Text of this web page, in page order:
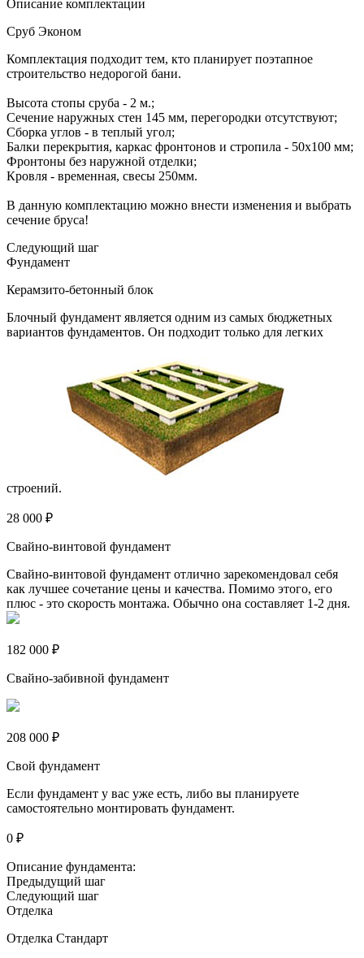
Описание комплектации
Сруб Эконом
Комплектация подходит тем, кто планирует поэтапное
строительство недорогой бани.
Высота стопы сруба - 2 м.;
Сечение наружных стен 145 мм, перегородки отсутствуют;
Сборка углов - в теплый угол;
Балки перекрытия, каркас фронтонов и стропила - 50х100 мм;
Фронтоны без наружной отделки;
Кровля - временная, свесы 250мм.
В данную комплектацию можно внести изменения и выбрать
сечение бруса!
Следующий шаг
Фундамент
Керамзито-бетонный блок
Блочный фундамент является одним из самых бюджетных
вариантов фундаментов. Он подходит только для легких
строений.
28 000 ₽
Свайно-винтовой фундамент
Свайно-винтовой фундамент отлично зарекомендовал себя
как лучшее сочетание цены и качества. Помимо этого, его
плюс - это скорость монтажа. Обычно она составляет 1-2 дня.
182 000 ₽
Свайно-забивной фундамент
208 000 ₽
Свой фундамент
Если фундамент у вас уже есть, либо вы планируете
самостоятельно монтировать фундамент.
0 ₽
Описание фундамента:
Предыдущий шаг
Следующий шаг
Отделка
Отделка Стандарт